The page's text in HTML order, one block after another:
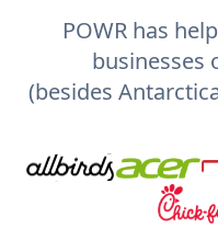
POWR has
businesses
(besides